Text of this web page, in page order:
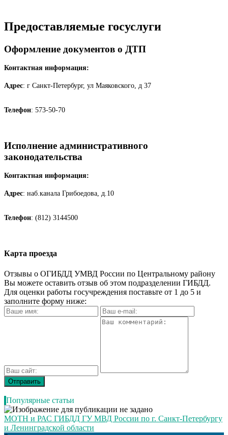
Предоставляемые госуслуги
Оформление документов о ДТП
Контактная информация:
Адрес: г Санкт-Петербург, ул Маяковского, д 37
Телефон: 573-50-70
Исполнение административного
законодательства
Контактная информация:
Адрес: наб.канала Грибоедова, д.10
Телефон: (812) 3144500
Карта проезда
Отзывы о ОГИБДД УМВД России по Центральному району
Вы можете оставить отзыв об этом подразделении ГИБДД.
Для оценки работы госучреждения поставьте от 1 до 5 и
заполните форму ниже:
Популярные статьи
МОТН и РАС ГИБДД ГУ МВД России по г. Санкт-Петербургу
и Ленинградской области